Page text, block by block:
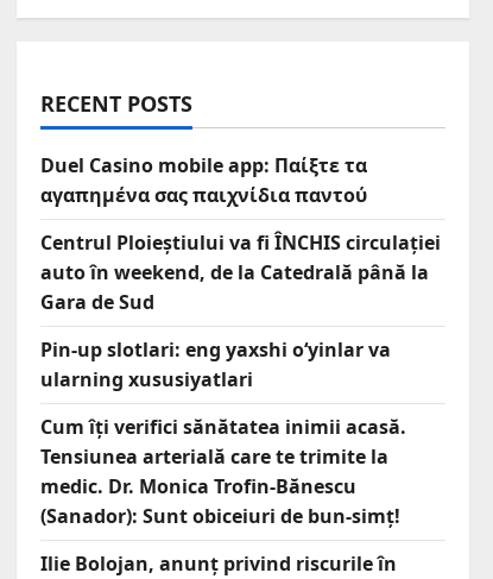
RECENT POSTS
Duel Casino mobile app: Παίξτε τα
αγαπημένα σας παιχνίδια παντού
Centrul Ploieștiului va fi ÎNCHIS circulației
auto în weekend, de la Catedrală până la
Gara de Sud
Pin-up slotlari: eng yaxshi o‘yinlar va
ularning xususiyatlari
Cum îți verifici sănătatea inimii acasă.
Tensiunea arterială care te trimite la
medic. Dr. Monica Trofin-Bănescu
(Sanador): Sunt obiceiuri de bun-simț!
Ilie Bolojan, anunț privind riscurile în